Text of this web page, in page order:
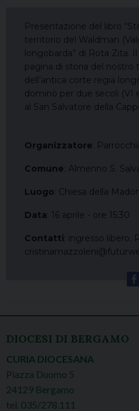
Presentazione del libro
territorio del Waldman
longobarda” di Rota Zita.
pagina di storia del nostro
dell’antica corte regia
dominò per due secoli (VI
al San Salvatore della
Organizzatore:
Comune: Almenno S.
Luogo: Chiesa della
Data: 16 aprile - ore 15:30
Contatti: ingresso libero.
DIOCESI DI BERGAMO
CURIA DIOCESANA
Piazza Duomo 5
24129 Bergamo
tel. 035/278.111